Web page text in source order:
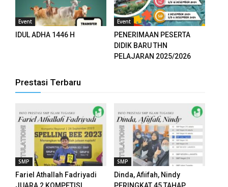
Event
IDUL ADHA 1446 H
Event
PENERIMAAN PESERTA
DIDIK BARU THN
PELAJARAN 2025/2026
Prestasi Terbaru
SMP
Fariel Athallah Fadriyadi
SMP
Dinda, Afiifah, Nindy